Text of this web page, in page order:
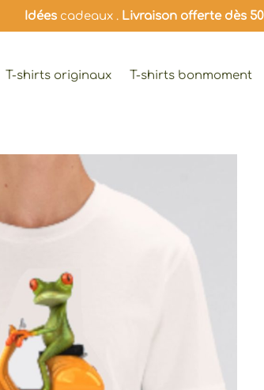
Idées cadeaux . Livraison offerte dès
T-shirts originaux T-shirts bonmoment